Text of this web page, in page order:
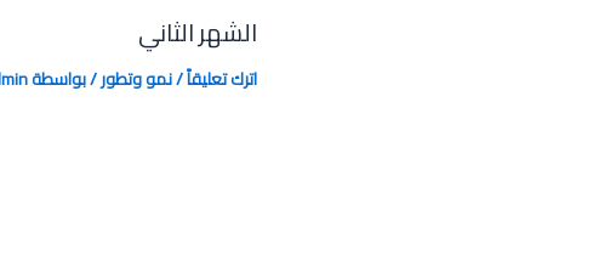
الشهر الثاني
اترك تعليقاً/نمو وتطور/ بواسطة